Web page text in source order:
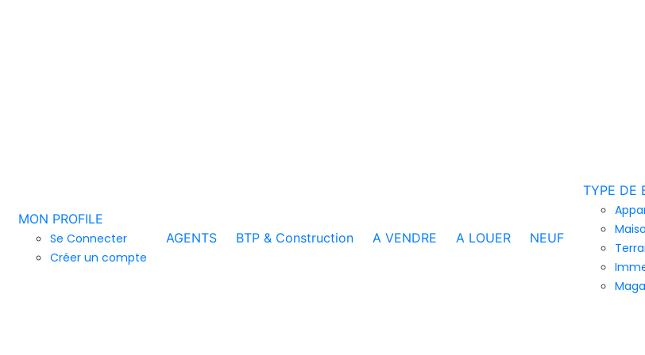
MON PROFILE
Se Connecter
Créer un compte
AGENTS BTP & Construction A VENDRE A LOUER NEUF
TYPE DE